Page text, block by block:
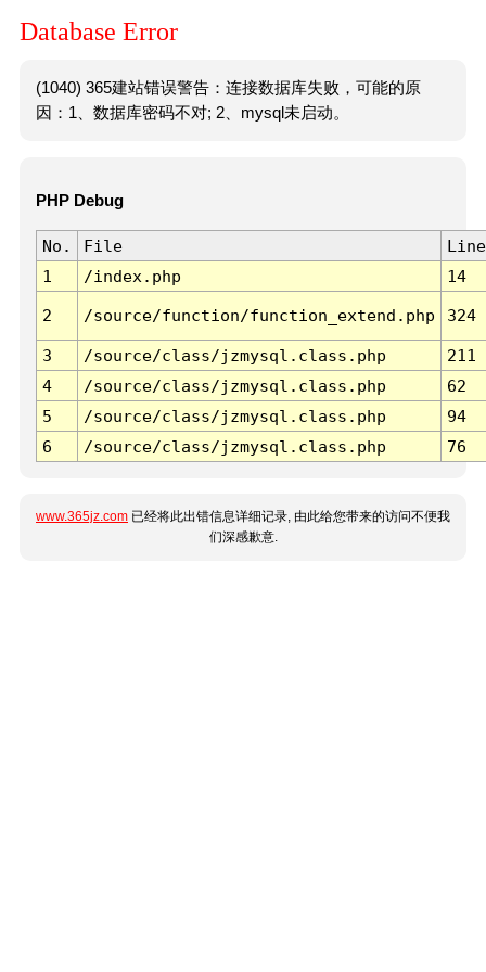
Database Error
(1040) 365建站错误警告：连接数据库失败，可能的原
因：1、数据库密码不对; 2、mysql未启动。
PHP Debug
No. File
Line
1
/index.php 14
2 /source/function/function_extend.php 324
3 /source/class/jzmysql.class.php
211
4
/source/class/jzmysql.class.php
62
5
/source/class/jzmysql.class.php
94
6
/source/class/jzmysql.class.php 76
www.365jz.com 已经将此出错信息详细记录, 由此给您带来的访问不便我
们深感歉意.